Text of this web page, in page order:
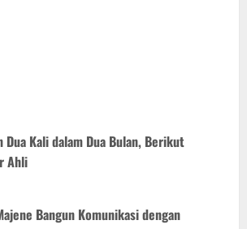
Dua Kali dalam Dua Bulan, Berikut
Ahli
Bangun Komunikasi dengan